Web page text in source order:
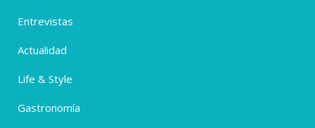
Entrevistas
Actualidad
Life & Style
Gastronomía